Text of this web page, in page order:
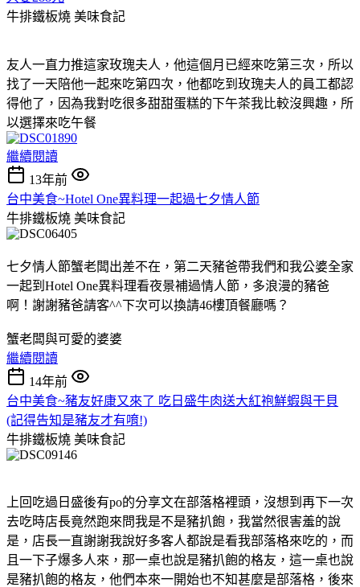
牛排鐵板燒 美味食記
友人一直力推這家玫瑰夫人，他這個月已經來吃第三次，所以
找了一天陪他一起來吃第四次，他都吃到玫瑰夫人的員工都認
得他了，因為我對吃很多甜甜蛋糕的下午茶我比較沒興趣，所
以選擇來吃午餐
繼續閱讀
13年前
台中美食~Hotel One異料理一起過七夕情人節
牛排鐵板燒 美味食記
七夕情人節蟹老闆出差不在，第二天豬爸帶我們和我公婆全家
一起到Hotel One異料理看夜景補過情人節，多浪漫的豬爸
啊！謝謝豬爸請客^^下次可以換請46樓頂餐廳嗎？
蟹老闆與可愛的婆婆
繼續閱讀
14年前
台中美食~豬友好康又來了 吃日盛牛肉送大紅袍鮮蝦與干貝
(記得告知是豬友才有唷!)
牛排鐵板燒 美味食記
上回吃過日盛後有po的分享文在部落格裡頭，沒想到再下一次
去吃時店長竟然跑來問我是不是豬扒飽，我當然很害羞的說
是，店長一直謝謝我說好多客人都說是看我部落格來吃的，而
且一下子爆多人來，那一桌也說是豬扒飽的格友，這一桌也說
是豬扒飽的格友，他們本來一開始也不知甚麼是部落格，後來